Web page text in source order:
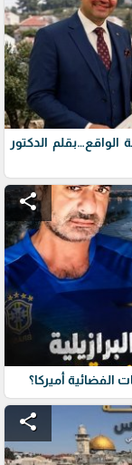
الدكتور
share
الفضائية أميركا؟
share